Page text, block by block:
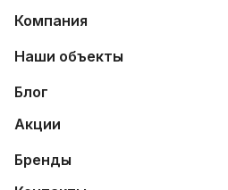
Компания
Наши объекты
Блог
Акции
Бренды